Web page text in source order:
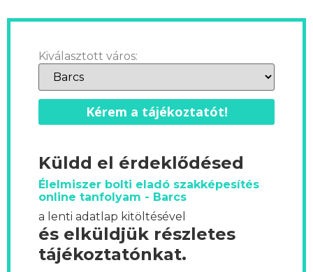
Kiválasztott város:
Kérem a tájékoztatót!
Küldd el érdeklődésed
Élelmiszer bolti eladó szakképesítés
online tanfolyam - Barcs
a lenti adatlap kitöltésével
és elküldjük részletes
tájékoztatónkat.